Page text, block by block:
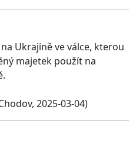
Ukrajině ve válce, kterou
majetek použít na
2025-03-04)